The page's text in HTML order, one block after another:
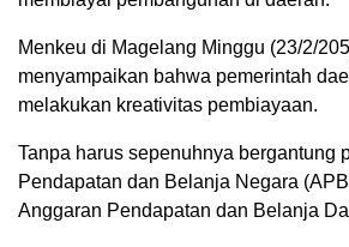
Menkeu di Magelang Minggu (23/2/
menyampaikan bahwa pemerintah
melakukan kreativitas pembiayaan.
Tanpa harus sepenuhnya bergantung
Pendapatan dan Belanja Negara
Anggaran Pendapatan dan Belanja